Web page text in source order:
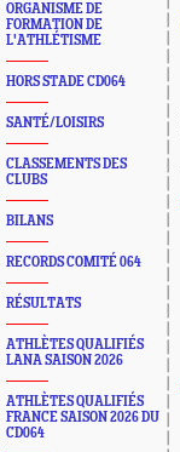
ORGANISME DE
FORMATION DE
L'ATHLÉTISME
HORS STADE CD064
SANTÉ/LOISIRS
CLASSEMENTS DES
CLUBS
BILANS
RECORDS COMITÉ 064
RÉSULTATS
ATHLÈTES QUALIFIÉS
LANA SAISON 2026
ATHLÈTES QUALIFIÉS
FRANCE SAISON 2026 DU
CD064